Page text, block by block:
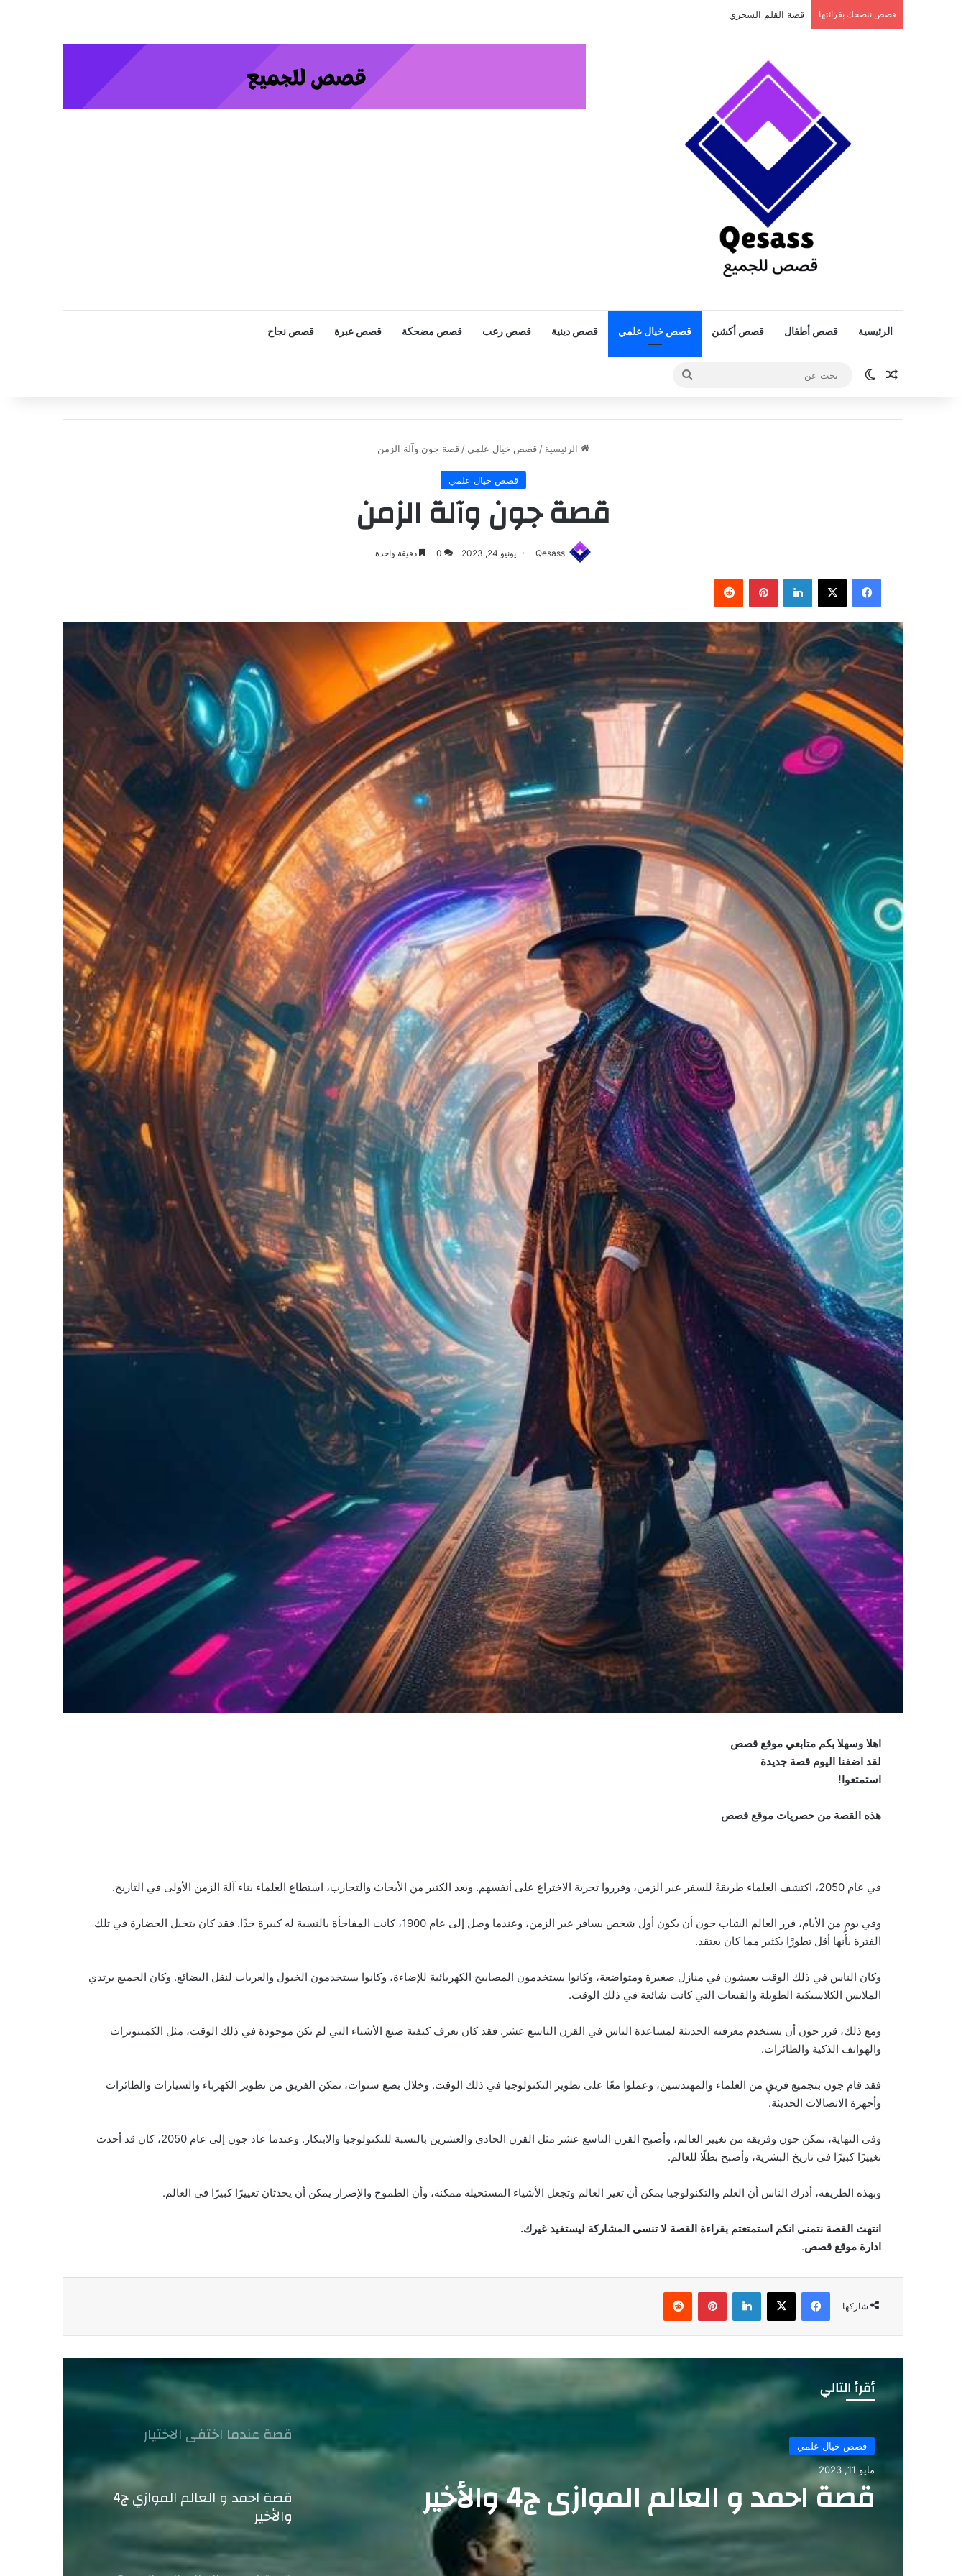
قصص ننصحك بقرائتها قصة الطفل الذي عاد من النار ج3
الرئيسية قصص أطفال قصص أكشن قصص خيال علمي قصص دينية قصص رعب قصص مضحكة قصص عبرة قصص نجاح
مقال عشوائي
الوضع المظلم
بحث
عن
الرئيسية / قصص خيال علمي / قصة جون وآلة الزمن
قصص خيال علمي
قصة جون وآلة الزمن
Qesass يونيو 24, 2023 0 دقيقة واحدة
فيسبوك ‫X لينكدإن بينتيريست
اهلا وسهلا بكم متابعي موقع قصص
لقد اضفنا اليوم قصة جديدة
استمتعوا!
هذه القصة من حصريات موقع قصص
في عام 2050، اكتشف العلماء طريقةً للسفر عبر الزمن، وقرروا تجربة الاختراع على أنفسهم. وبعد الكثير من الأبحاث والتجارب، استطاع العلماء بناء آلة الزمن الأولى في التاريخ.
وفي يومٍ من الأيام، قرر العالم الشاب جون أن يكون أول شخص يسافر عبر الزمن، وعندما وصل إلى عام 1900، كانت المفاجأة بالنسبة له كبيرة جدًا. فقد كان يتخيل الحضارة في تلك
الفترة بأنها أقل تطورًا بكثير مما كان يعتقد.
وكان الناس في ذلك الوقت يعيشون في منازل صغيرة ومتواضعة، وكانوا يستخدمون المصابيح الكهربائية للإضاءة، وكانوا يستخدمون الخيول والعربات لنقل البضائع. وكان الجميع يرتدي
الملابس الكلاسيكية الطويلة والقبعات التي كانت شائعة في ذلك الوقت.
ومع ذلك، قرر جون أن يستخدم معرفته الحديثة لمساعدة الناس في القرن التاسع عشر. فقد كان يعرف كيفية صنع الأشياء التي لم تكن موجودة في ذلك الوقت، مثل الكمبيوترات
والهواتف الذكية والطائرات.
فقد قام جون بتجميع فريقٍ من العلماء والمهندسين، وعملوا معًا على تطوير التكنولوجيا في ذلك الوقت. وخلال بضع سنوات، تمكن الفريق من تطوير الكهرباء والسيارات والطائرات
وأجهزة الاتصالات الحديثة.
وفي النهاية، تمكن جون وفريقه من تغيير العالم، وأصبح القرن التاسع عشر مثل القرن الحادي والعشرين بالنسبة للتكنولوجيا والابتكار. وعندما عاد جون إلى عام 2050، كان قد أحدث
تغييرًا كبيرًا في تاريخ البشرية، وأصبح بطلًا للعالم.
وبهذه الطريقة، أدرك الناس أن العلم والتكنولوجيا يمكن أن تغير العالم وتجعل الأشياء المستحيلة ممكنة، وأن الطموح والإصرار يمكن أن يحدثان تغييرًا كبيرًا في العالم.
انتهت القصة نتمنى انكم استمتعتم بقراءة القصة لا تنسى المشاركة ليستفيد غيرك.
ادارة موقع قصص.
شاركها
فيسبوك ‫X لينكدإن بينتيريست
أقرأ التالي
قصص خيال علمي
مايو 10, 2023
قصة احمد والعالم الموازي ج3
قصة عندما اختفى الاختيار
قصة احمد و العالم الموازي ج4
والأخير